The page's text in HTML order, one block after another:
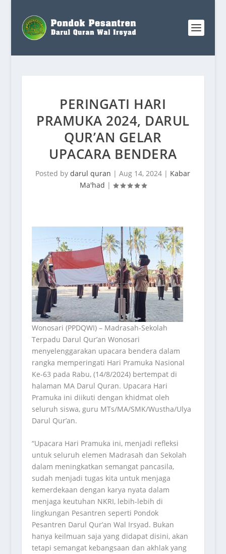
PERINGATI HARI
PRAMUKA 2024, DARUL
QUR’AN GELAR
UPACARA BENDERA
Posted bydarul quran |Aug 14, 2024 | Kabar
Ma'had |
Wonosari (PPDQWI) – Madrasah-Sekolah
Terpadu Darul Qur’an Wonosari
menyelenggarakan upacara bendera dalam
rangka memperingati Hari Pramuka Nasional
Ke-63 pada Rabu, (14/8/2024) bertempat di
halaman MA Darul Quran. Upacara Hari
Pramuka ini diikuti dengan khidmat oleh
seluruh siswa, guru MTs/MA/SMK/Wustha/Ulya
Darul Qur’an.
“Upacara Hari Pramuka ini, menjadi refleksi
untuk seluruh elemen Madrasah dan Sekolah
dalam meningkatkan semangat pancasila,
sudah menjadi tugas kita untuk menjaga
kemerdekaan dengan karya nyata dalam
menjaga keutuhan NKRI, lebih-lebih di
lingkungan Pesantren seperti Pondok
Pesantren Darul Qur’an Wal Irsyad. Bukan
hanya keilmuan saja yang didapat disini, akan
tetapi semangat kebangsaan dan akhlak yang